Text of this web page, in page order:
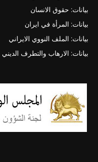
بيانات: حقوق الانسان
بيانات: المرأة في ايران
بيانات: الملف النووي الايراني
بيانات: الارهاب والتطرف الديني